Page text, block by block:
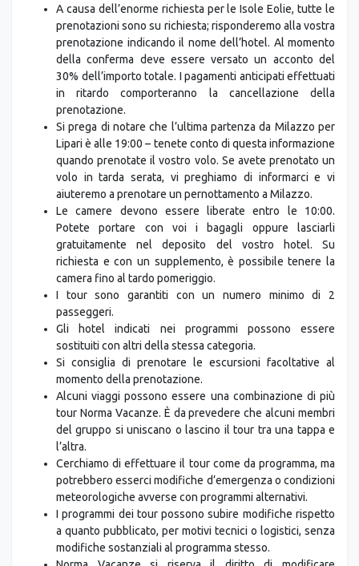
A causa dell’enorme richiesta per le Isole Eolie, tutte le
prenotazioni sono su richiesta; risponderemo alla vostra
prenotazione indicando il nome dell’hotel. Al momento
della conferma deve essere versato un acconto del
30% dell’importo totale. I pagamenti anticipati effettuati
in ritardo comporteranno la cancellazione della
prenotazione.
Si prega di notare che l’ultima partenza da Milazzo per
Lipari è alle 19:00 – tenete conto di questa informazione
quando prenotate il vostro volo. Se avete prenotato un
volo in tarda serata, vi preghiamo di informarci e vi
aiuteremo a prenotare un pernottamento a Milazzo.
Le camere devono essere liberate entro le 10:00.
Potete portare con voi i bagagli oppure lasciarli
gratuitamente nel deposito del vostro hotel. Su
richiesta e con un supplemento, è possibile tenere la
camera fino al tardo pomeriggio.
I tour sono garantiti con un numero minimo di 2
passeggeri.
Gli hotel indicati nei programmi possono essere
sostituiti con altri della stessa categoria.
Si consiglia di prenotare le escursioni facoltative al
momento della prenotazione.
Alcuni viaggi possono essere una combinazione di più
tour Norma Vacanze. È da prevedere che alcuni membri
del gruppo si uniscano o lascino il tour tra una tappa e
l’altra.
Cerchiamo di effettuare il tour come da programma, ma
potrebbero esserci modifiche d’emergenza o condizioni
meteorologiche avverse con programmi alternativi.
I programmi dei tour possono subire modifiche rispetto
a quanto pubblicato, per motivi tecnici o logistici, senza
modifiche sostanziali al programma stesso.